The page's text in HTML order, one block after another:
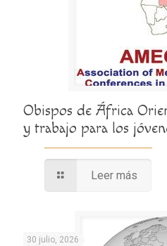
Obispos de África
y trabajo para los
Leer más
30 julio, 2026